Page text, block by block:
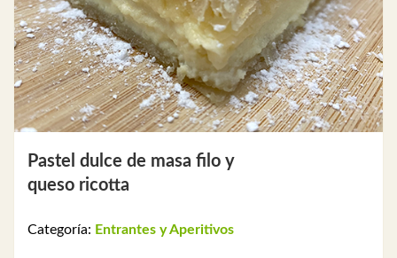
Pastel dulce de masa filo y
queso ricotta
Categoría: Entrantes y Aperitivos